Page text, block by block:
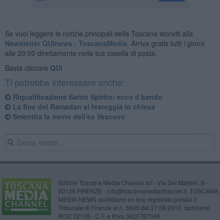
Se vuoi leggere le notizie principali della Toscana iscriviti alla
Newsletter QUInews - ToscanaMedia. Arriva gratis tutti i giorni
alle 20:00 direttamente nella tua casella di posta.
Basta cliccare QUI
Ti potrebbe interessare anche:
Riqualificazione Santo Spirito: ecco il bando
La fine del Ramadan si festeggia in chiesa
Smentita la morte dell'ex Vescovo
Editore Toscana Media Channel srl - Via Dei Martelli, 8 -
50129 FIRENZE - info@toscanamediachannel.it. TOSCANA
MEDIA NEWS quotidiano on line registrato presso il
Tribunale di Firenze al n. 5935 del 27.09.2013. Iscrizione
ROC 22105 - C.F. e P.Iva 0620787048